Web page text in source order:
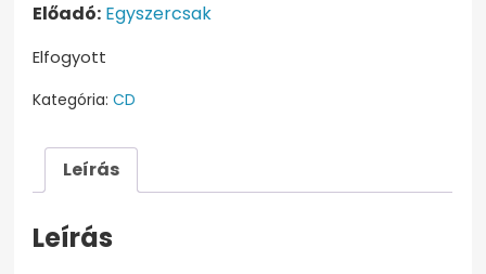
Előadó: Egyszercsak
Elfogyott
Kategória:CD
Leírás
Leírás